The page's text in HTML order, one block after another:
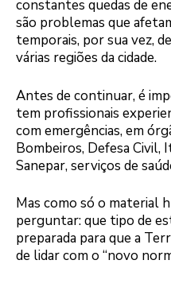
constantes quedas de
são problemas que
temporais, por sua vez,
várias regiões da cidade.
Antes de continuar, é
tem profissionais
com emergências, em
Bombeiros, Defesa Civil,
Sanepar, serviços de
Mas como só o material
perguntar: que tipo de
preparada para que a
de lidar com o “novo